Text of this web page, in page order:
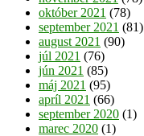
október 2021 (78)
september 2021 (81)
august 2021 (90)
júl 2021 (76)
jún 2021 (85)
máj 2021 (95)
apríl 2021 (66)
september 2020 (1)
marec 2020 (1)